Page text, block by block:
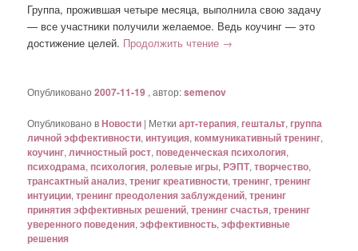
Группа, прожившая четыре месяца, выполнила свою задачу
— все участники получили желаемое. Ведь коучинг — это
достижение целей. Продолжить чтение →
Опубликовано2007-11-19 , автор:semenov
Опубликовано вНовости | Метки арт-терапия, гештальт, группа
личной эффективности,интуиция,коммуникативный тренинг,
коучинг,личностный рост, поведенческая психология,
психодрама, психология,ролевые игры,РЭПТ,творчество,
трансактный анализ,трениг креативности,тренинг,тренинг
интуиции,тренинг преодоления заблуждений,тренинг
принятия эффективных решений,тренинг счастья,тренинг
уверенного поведения,эффективность,эффективные
решения